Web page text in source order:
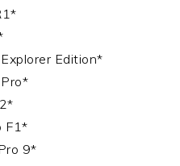
Edition*
F1*
9*